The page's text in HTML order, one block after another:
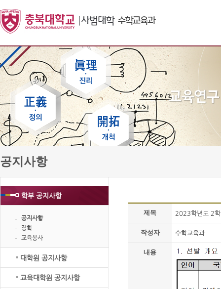
학부 공지사항
공지사항
장학
교육봉사
대학원 공지사항
교육대학원 공지사항
공지사항
제목 2023학년도 2학
작성자 수학교육과
내용